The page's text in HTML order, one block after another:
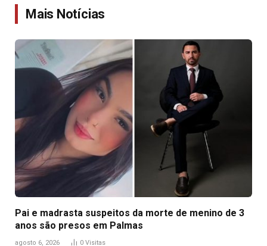
Mais Notícias
Pai e madrasta suspeitos da morte de menino de 3
anos são presos em Palmas
agosto 6, 2026 0 Visitas